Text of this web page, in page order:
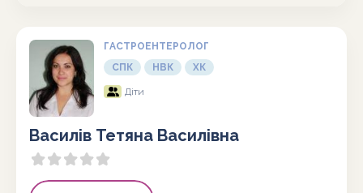
ГАСТРОЕНТЕРОЛОГ
СПК
НВК ХК
Діти
Василів Тетяна Василівна